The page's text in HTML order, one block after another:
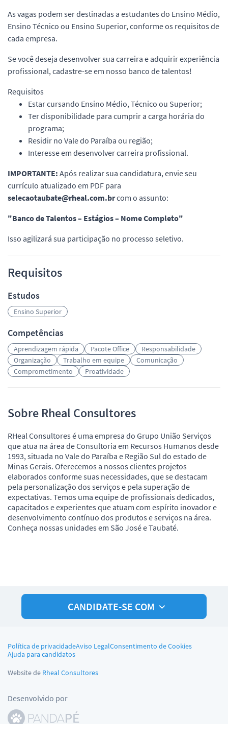
As vagas podem ser destinadas a estudantes do Ensino Médio,
Ensino Técnico ou Ensino Superior, conforme os requisitos de
cada empresa.
Se você deseja desenvolver sua carreira e adquirir experiência
profissional, cadastre-se em nosso banco de talentos!
Requisitos
Estar cursando Ensino Médio, Técnico ou Superior;
Ter disponibilidade para cumprir a carga horária do
programa;
Residir no Vale do Paraíba ou região;
Interesse em desenvolver carreira profissional.
IMPORTANTE: Após realizar sua candidatura, envie seu
currículo atualizado em PDF para
selecaotaubate@rheal.com.brcom o assunto:
"Banco de Talentos – Estágios – Nome Completo"
Isso agilizará sua participação no processo seletivo.
Requisitos
Estudos
Ensino Superior
Competências
Aprendizagem rápida Pacote Office
Responsabilidade
Organização
Trabalho em equipe
Comunicação
Comprometimento
Proatividade
Sobre Rheal Consultores
RHeal Consultores é uma empresa do Grupo União Serviços
que atua na área de Consultoria em Recursos Humanos desde
1993, situada no Vale do Paraíba e Região Sul do estado de
Minas Gerais. Oferecemos a nossos clientes projetos
elaborados conforme suas necessidades, que se destacam
pela personalização dos serviços e pela superação de
expectativas. Temos uma equipe de profissionais dedicados,
capacitados e experientes que atuam com espírito inovador e
desenvolvimento contínuo dos produtos e serviços na área.
Conheça nossas unidades em São José e Taubaté.
CANDIDATE-SE COM
Política de privacidadeAviso LegalConsentimento de Cookies
Ajuda para candidatos
Website de Rheal Consultores
Desenvolvido por